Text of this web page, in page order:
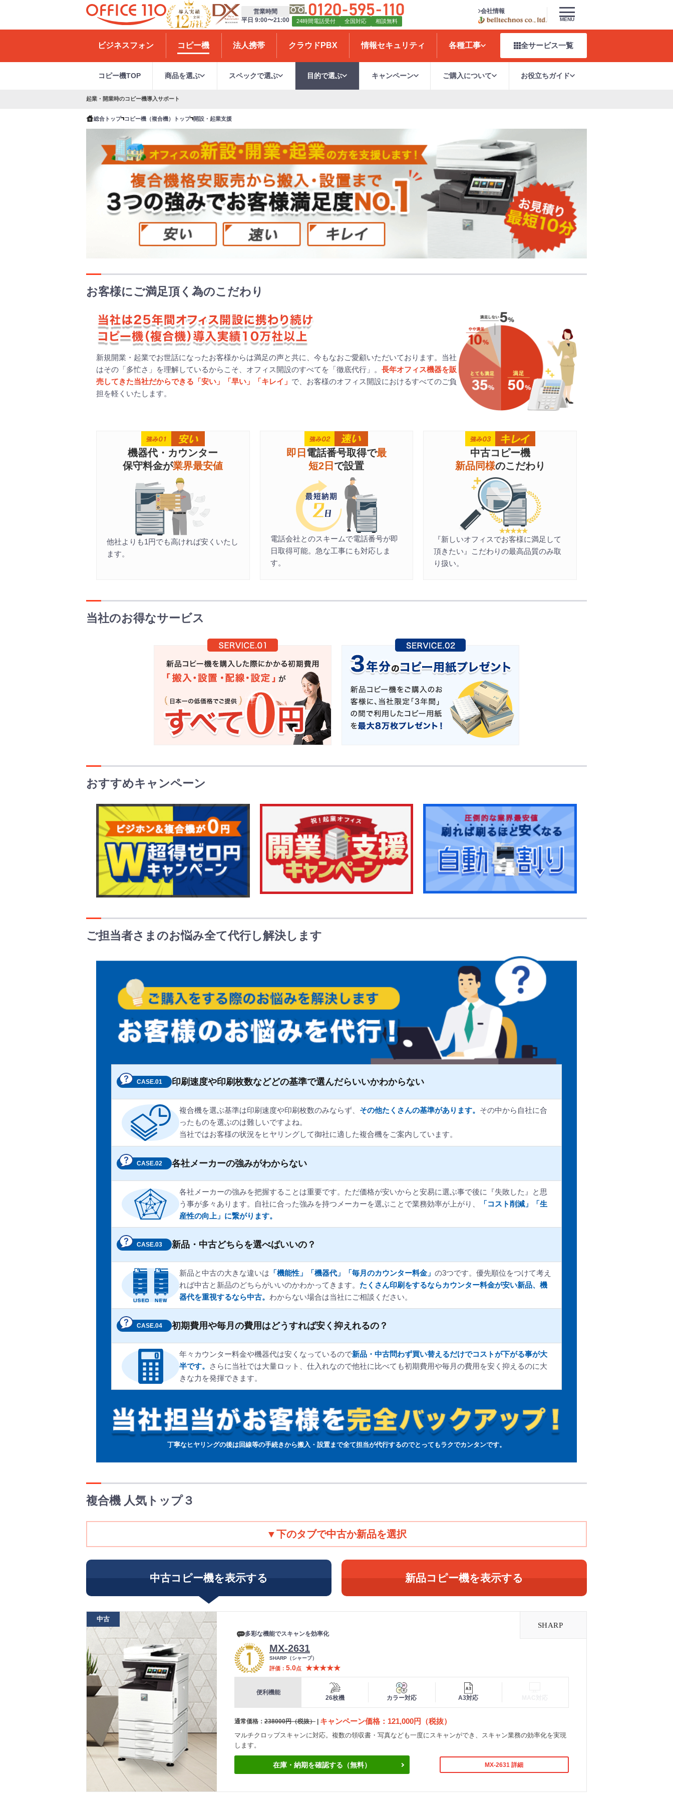
H
e
営業時間
平日 9:00〜21:00
24時間電話受付 全国対応 相談無料
会社情報
MENU
ビジネスフォン コピー機 法人携帯 クラウドPBX 情報セキュリティ 各種工事 全サービス一覧
コピー機TOP 商品を選ぶ スペックで選ぶ 目的で選ぶ キャンペーン ご購入について お役立ちガイド
起業・開業時のコピー機導入サポート
総合トップ コピー機（複合機）トップ 開設・起業支援
お客様にご満足頂く為のこだわり
新規開業・起業でお世話になったお客様からは満足の声と共に、今もなおご愛顧いただいております。当社
はその「多忙さ」を理解しているからこそ、オフィス開設のすべてを「徹底代行」。 長年オフィス機器を販
売してきた当社だからできる「安い」「早い」「キレイ」 で、お客様のオフィス開設におけるすべてのご負
担を軽くいたします。
機器代・カウンター
保守料金が業界最安値
他社よりも1円でも高ければ安くいたし
ます。
即日 電話番号取得で最
短2日 で設置
電話会社とのスキームで電話番号が即
日取得可能。急な工事にも対応しま
す。
中古コピー機
新品同様のこだわり
『新しいオフィスでお客様に満足して
頂きたい』こだわりの最高品質のみ取
り扱い。
当社のお得なサービス
おすすめキャンペーン
ビ
ネ
フ
ン
時
入
で
中
複
起
・
ィ
援
キ
ャ
ペ
ン
カ
ご担当者さまのお悩み全て代行し解決します
CASE.01 印刷速度や印刷枚数などどの基準で選んだらいいかわからない
複合機を選ぶ基準は印刷速度や印刷枚数のみならず、 その他たくさんの基準があります。 その中から自社に合
ったものを選ぶのは難しいですよね。
当社ではお客様の状況をヒヤリングして御社に適した複合機をご案内しています。
CASE.02 各社メーカーの強みがわからない
各社メーカーの強みを把握することは重要です。ただ価格が安いからと安易に選ぶ事で後に『失敗した』と思
う事が多々あります。自社に合った強みを持つメーカーを選ぶことで業務効率が上がり、
「コスト削減」「生
産性の向上」に繋がります。
CASE.03 新品・中古どちらを選べばいいの？
新品と中古の大きな違いは 「機能性」「機器代」「毎月のカウンター料金」 の3つです。優先順位をつけて考え
れば中古と新品のどちらがいいのかわかってきます。 たくさん印刷をするならカウンター料金が安い新品、機
器代を重視するなら中古。 わからない場合は当社にご相談ください。
CASE.04 初期費用や毎月の費用はどうすれば安く抑えれるの？
年々カウンター料金や機器代は安くなっているので新品・中古問わず買い替えるだけでコストが下がる事が大
半です。
さらに当社では大量ロット、仕入れなので他社に比べても初期費用や毎月の費用を安く抑えるのに大
きな力を発揮できます。
丁寧なヒヤリングの後は回線等の手続きから搬入・設置まで全て担当が代行するのでとってもラクでカンタンです。
複合機 人気トップ３
下のタブで中古か新品を選択
中古コピー機を表示する 新品コピー機を表示する
MX-2631
メ
ー
SHARP（シャープ）
評価 5.0点 ★★★★★
多彩な機能でスキャンを効率化
便利機能
26枚機 カラー対応 A3対応
通常価格 238000円（税抜） キャンペーン価格 121,000円（税抜）
マルチクロップスキャンに対応。複数の領収書・写真なども一度にスキャンができ、スキャン業務の効率化を実現
します。
在庫・納期を確認する（無料） MX-2631 詳細
中古